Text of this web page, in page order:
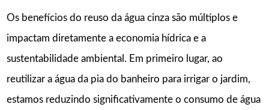
Os benefícios do reuso da água cinza são múltiplos e
impactam diretamente a economia hídrica e a
sustentabilidade ambiental. Em primeiro lugar, ao
reutilizar a água da pia do banheiro para irrigar o jardim,
estamos reduzindo significativamente o consumo de água